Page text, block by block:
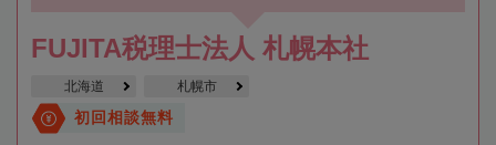
FUJITA税理士法人 札幌本社
北海道 札幌市
初回相談無料